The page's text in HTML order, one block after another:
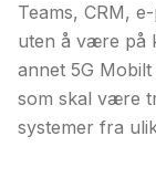
Teams, CRM,
uten å være på
annet 5G
som skal være
systemer fra